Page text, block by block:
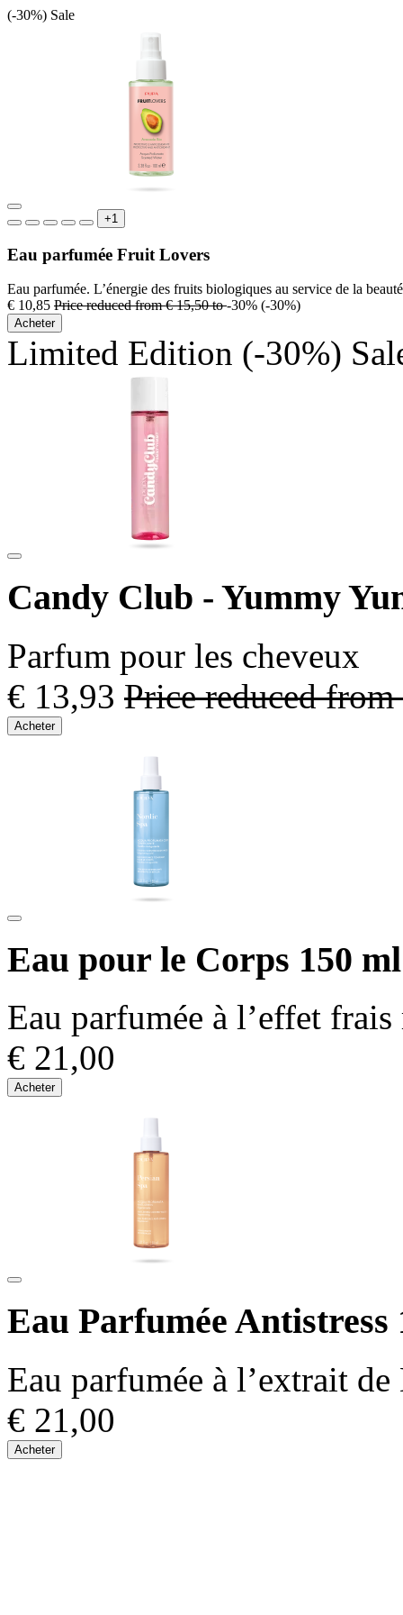
(-30%) Sale
+1
Eau parfumée Fruit Lovers
Eau parfumée. L’énergie des fruits biologiques au service de la
€ 10,85 Price reduced from€ 15,50to-30% (-30%)
Acheter
Limited Edition (-30%)
Candy Club - Yummy
Parfum pour les cheveux
€ 13,93 Price reduced from
Acheter
Eau pour le Corps 150 ml
Eau parfumée à l’effet
€ 21,00
Acheter
Eau Parfumée Antistress
Eau parfumée à l’extrait
€ 21,00
Acheter